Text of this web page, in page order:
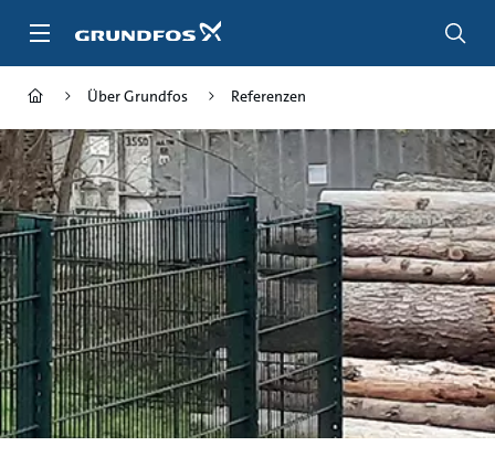
Inhalt
Über Grundfos Referenzen